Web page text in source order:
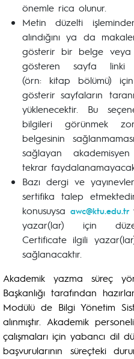
önemle rica olunur.
Metin düzelti
alındığını ya da
gösterir bir belge veya
gösteren sayfa linki
(örn: kitap bölümü)
gösterir sayfaların
yüklenecektir. Bu
bilgileri görünmek
belgesinin
sağlayan
tekrar
Bazı dergi ve
sertifika talep
konusuysa awc@ktu.edu.tr
yazar(lar) için
Certificate ilgili
sağlanacaktır.
Akademik yazma süreç
Başkanlığı tarafından
Modülü de Bilgi Yönetim
alınmıştır. Akademik
çalışmaları için yabancı dil
başvurularının süreçteki